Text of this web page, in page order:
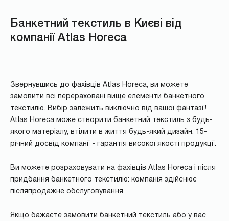
Банкетний текстиль в Києві від
компанії Atlas Horeca
Звернувшись до фахівців Atlas Horeca, ви можете
замовити всі перераховані вище елементи банкетного
текстилю. Вибір залежить виключно від вашої фантазії!
Atlas Horeca може створити банкетний текстиль з будь-
якого матеріалу, втілити в життя будь-який дизайн. 15-
річний досвід компанії - гарантія високої якості продукції.
Ви можете розраховувати на фахівців Atlas Horeca і після
придбання банкетного текстилю: компанія здійснює
післяпродажне обслуговування.
Якщо бажаєте замовити банкетний текстиль або у вас